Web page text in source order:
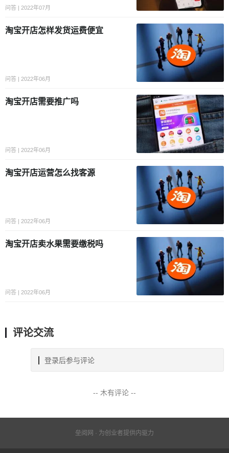
问答 | 2022年07月
淘宝开店怎样发货运费便宜
问答 | 2022年06月
淘宝开店需要推广吗
问答 | 2022年06月
淘宝开店运营怎么找客源
问答 | 2022年06月
淘宝开店卖水果需要缴税吗
问答 | 2022年06月
评论交流
登录后参与评论
-- 木有评论 --
垒阅网 · 为创业者提供内驱力